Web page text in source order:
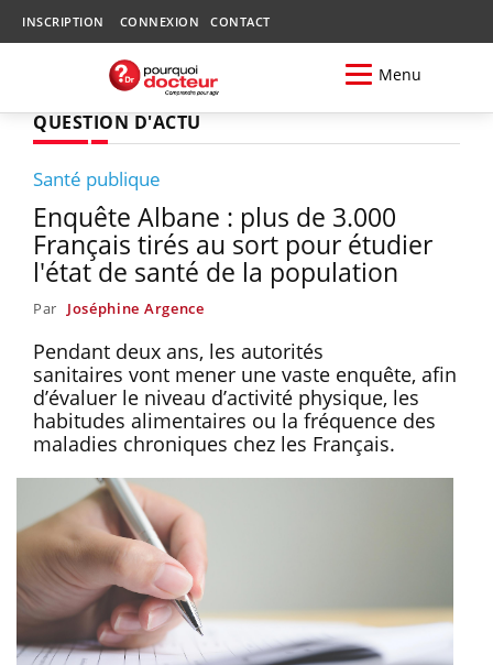
INSCRIPTION CONNEXION CONTACT
Menu
QUESTION D'ACTU
Santé publique
Enquête Albane : plus de 3.000
Français tirés au sort pour étudier
l'état de santé de la population
Par Joséphine Argence
Pendant deux ans, les autorités
sanitaires vont mener une vaste enquête, afin
d’évaluer le niveau d’activité physique, les
habitudes alimentaires ou la fréquence des
maladies chroniques chez les Français.